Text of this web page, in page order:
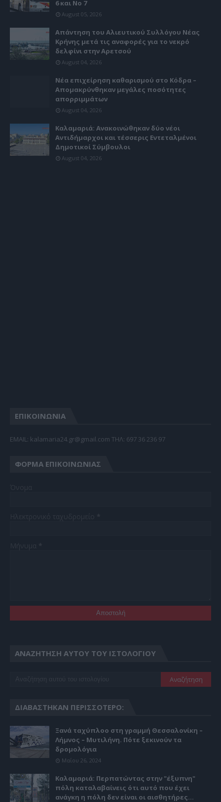
6 και Νο 7
August 05, 2026
Απάντηση του Αλιευτικού Συλλόγου Νέας
Κρήνης μετά τις αναφορές για το νεκρό
δελφίνι στην Αρετσού
August 04, 2026
Νέα επιχείρηση καθαρισμού στο Κόδρα –
Απομακρύνθηκαν μεγάλες ποσότητες
απορριμμάτων
August 04, 2026
Καλαμαριά: Ανακοινώθηκαν δύο νέοι
Αντιδήμαρχοι και τέσσερις Εντεταλμένοι
Δημοτικοί Σύμβουλοι
August 04, 2026
ΕΠΙΚΟΙΝΩΝΙΑ
EMAIL: kalamaria24.gr@gmail.com TΗΛ: 697 36 236 97
ΦΌΡΜΑ ΕΠΙΚΟΙΝΩΝΊΑΣ
ΑΝΑΖΉΤΗΣΗ ΑΥΤΟΎ ΤΟΥ ΙΣΤΟΛΟΓΊΟΥ
ΔΙΑΒΆΣΤΗΚΑΝ ΠΕΡΙΣΣΌΤΕΡΟ:
Ξανά ταχύπλοο στη γραμμή Θεσσαλονίκη –
Λήμνος – Μυτιλήνη. Πότε ξεκινούν τα
δρομολόγια
Μαΐου 26, 2024
Καλαμαριά: Περπατώντας στην "έξυπνη"
πόλη καταλαβαίνεις ότι αυτό που έχει
ανάγκη η πόλη δεν είναι οι αισθητήρες...